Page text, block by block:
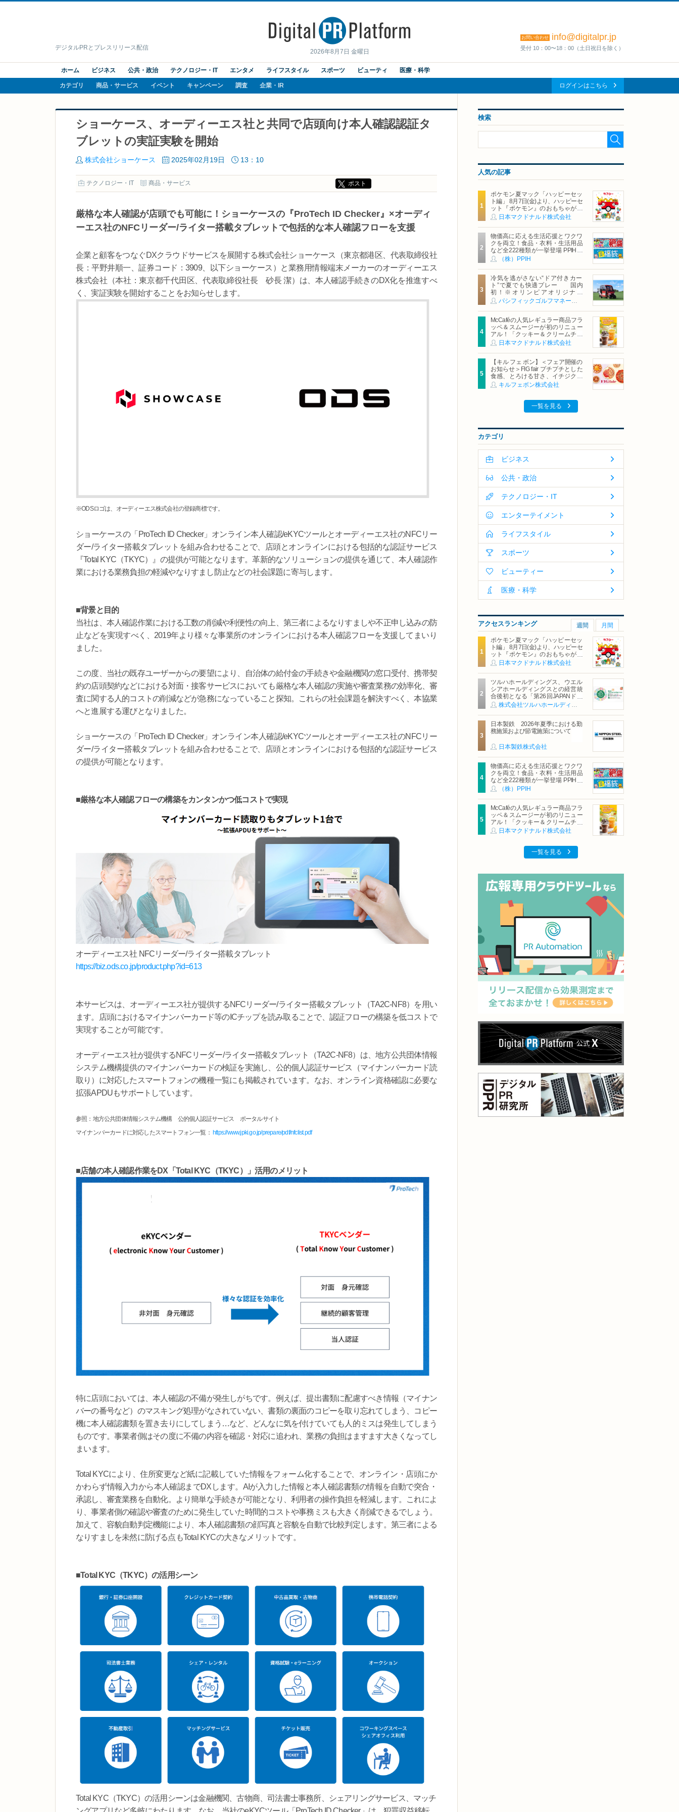
2026年8月7日 金曜日
デジタルPRとプレスリリース配信
お問い合わせ info@digitalpr.jp
受付 10：00〜18：00（土日祝日を除く）
ホーム ビジネス 公共・政治 テクノロジー・IT エンタメ ライフスタイル スポーツ ビューティ 医療・科学
カテゴリ 商品・サービス イベント キャンペーン 調査 企業・IR ログインはこちら
ショーケース、オーディーエス社と共同で店頭向け本人確認認証タ
ブレットの実証実験を開始
株式会社ショーケース 2025年02月19日 13：10
テクノロジー・IT 商品・サービス ポスト
厳格な本人確認が店頭でも可能に！ショーケースの『ProTech ID Checker』×オーディ
ーエス社のNFCリーダー/ライター搭載タブレットで包括的な本人確認フローを支援
企業と顧客をつなぐDXクラウドサービスを展開する株式会社ショーケース（東京都港区、代表取締役社
長：平野井順一、証券コード：3909、以下ショーケース）と業務用情報端末メーカーのオーディーエス
株式会社（本社：東京都千代田区、代表取締役社長 砂長 潔）は、本人確認手続きのDX化を推進すべ
く、実証実験を開始することをお知らせします。
※ODSロゴは、オーディーエス株式会社の登録商標です。
ショーケースの「ProTech ID Checker」オンライン本人確認/eKYCツールとオーディーエス社のNFCリー
ダー/ライター搭載タブレットを組み合わせることで、店頭とオンラインにおける包括的な認証サービス
『Total KYC（TKYC）』の提供が可能となります。革新的なソリューションの提供を通じて、本人確認作
業における業務負担の軽減やなりすまし防止などの社会課題に寄与します。
■背景と目的
当社は、本人確認作業における工数の削減や利便性の向上、第三者によるなりすましや不正申し込みの防
止などを実現すべく、2019年より様々な事業所のオンラインにおける本人確認フローを支援してまいり
ました。
この度、当社の既存ユーザーからの要望により、自治体の給付金の手続きや金融機関の窓口受付、携帯契
約の店頭契約などにおける対面・接客サービスにおいても厳格な本人確認の実施や審査業務の効率化、審
査に関する人的コストの削減などが急務になっていること探知。これらの社会課題を解決すべく、本協業
へと進展する運びとなりました。
ショーケースの「ProTech ID Checker」オンライン本人確認/eKYCツールとオーディーエス社のNFCリー
ダー/ライター搭載タブレットを組み合わせることで、店頭とオンラインにおける包括的な認証サービス
の提供が可能となります。
■厳格な本人確認フローの構築をカンタンかつ低コストで実現
オーディーエス社 NFCリーダー/ライター搭載タブレット
https://biz.ods.co.jp/product.php?id=613
本サービスは、オーディーエス社が提供するNFCリーダー/ライター搭載タブレット（TA2C-NF8）を用い
ます。店頭におけるマイナンバーカード等のICチップを読み取ることで、認証フローの構築を低コストで
実現することが可能です。
オーディーエス社が提供するNFCリーダー/ライター搭載タブレット（TA2C-NF8）は、地方公共団体情報
システム機構提供のマイナンバーカードの検証を実施し、公的個人認証サービス（マイナンバーカード読
取り）に対応したスマートフォンの機種一覧にも掲載されています。なお、オンライン資格確認に必要な
拡張APDUもサポートしています。
参照：地方公共団体情報システム機構 公的個人認証サービス ポータルサイト
マイナンバーカードに対応したスマートフォン一覧： https://www.jpki.go.jp/prepare/pdf/nfclist.pdf
■店舗の本人確認作業をDX「Total KYC（TKYC）」活用のメリット
特に店頭においては、本人確認の不備が発生しがちです。例えば、提出書類に配慮すべき情報（マイナン
バーの番号など）のマスキング処理がなされていない、書類の裏面のコピーを取り忘れてしまう、コピー
機に本人確認書類を置き去りにしてしまう…など、どんなに気を付けていても人的ミスは発生してしまう
ものです。事業者側はその度に不備の内容を確認・対応に追われ、業務の負担はますます大きくなってし
まいます。
Total KYCにより、住所変更など紙に記載していた情報をフォーム化することで、オンライン・店頭にか
かわらず情報入力から本人確認までDXします。AIが入力した情報と本人確認書類の情報を自動で突合・
承認し、審査業務を自動化。より簡単な手続きが可能となり、利用者の操作負担を軽減します。これによ
り、事業者側の確認や審査のために発生していた時間的コストや事務ミスも大きく削減できるでしょう。
加えて、容貌自動判定機能により、本人確認書類の顔写真と容貌を自動で比較判定します。第三者による
なりすましを未然に防げる点もTotal KYCの大きなメリットです。
■Total KYC（TKYC）の活用シーン
Total KYC（TKYC）の活用シーンは金融機関、古物商、司法書士事務所、シェアリングサービス、マッチ
検索
人気の記事
ポケモン夏マック「ハッピーセッ
ト編」 8月7日(金)より、ハッピーセ
ット『ポケモン』のおもちゃが期
間限定登場
日本マクドナルド株式会社
物価高に応える生活応援とワクワ
クを両立！食品・衣料・生活用品
など全222種類が一挙登場 PPIHグ
ループ「夏福袋」＆セール 8月6日
(木)より順次スタート
（株）PPIH
冷気を逃がさない“ドア付きカー
ト”で夏でも快適プレー 国内
初！※オリンピアオリジナル
「AirCon Cart（エアコンカー
ト）」導入 | ＰＧＭ
McCaféの人気レギュラー商品フラ
ッペ＆スムージーが初のリニュー
アル！「クッキー＆クリームチョ
コフラッペ」「マンゴースムージ
ー」8月5日（水）から販売開始
日本マクドナルド株式会社
【キル フェ ボン】＜フェア開催の
お知らせ＞FIG fair プチプチとした
食感、とろける甘さ、イチジクの
魅力をたっぷりと。新作を含め、
イチジク尽くしの全4種が登場8月
キルフェボン株式会社
一覧を見る
カテゴリ
ビジネス
公共・政治
テクノロジー・IT
エンターテイメント
ライフスタイル
スポーツ
ビューティー
医療・科学
アクセスランキング 週間 月間
ポケモン夏マック「ハッピーセッ
ト編」 8月7日(金)より、ハッピーセ
ット『ポケモン』のおもちゃが期
間限定登場
日本マクドナルド株式会社
ツルハホールディングス、ウエル
シアホールディングスとの経営統
合後初となる「第26回JAPANドラ
ッグストアショー」に出展
株式会社ツルハホールディングス
日本製鉄 2026年夏季における勤
務施策および節電施策について
日本製鉄株式会社
物価高に応える生活応援とワクワ
クを両立！食品・衣料・生活用品
など全222種類が一挙登場 PPIHグ
ループ「夏福袋」＆セール 8月6日
（株）PPIH
McCaféの人気レギュラー商品フラ
ッペ＆スムージーが初のリニュー
アル！「クッキー＆クリームチョ
コフラッペ」「マンゴースムージ
日本マクドナルド株式会社
一覧を見る